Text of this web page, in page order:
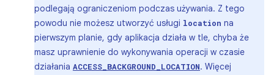
podlegają ograniczeniom podczas używania. Z tego
powodu nie możesz utworzyć usługi location na
pierwszym planie, gdy aplikacja działa w tle, chyba że
masz uprawnienie do wykonywania operacji w czasie
działania ACCESS_BACKGROUND_LOCATION. Więcej